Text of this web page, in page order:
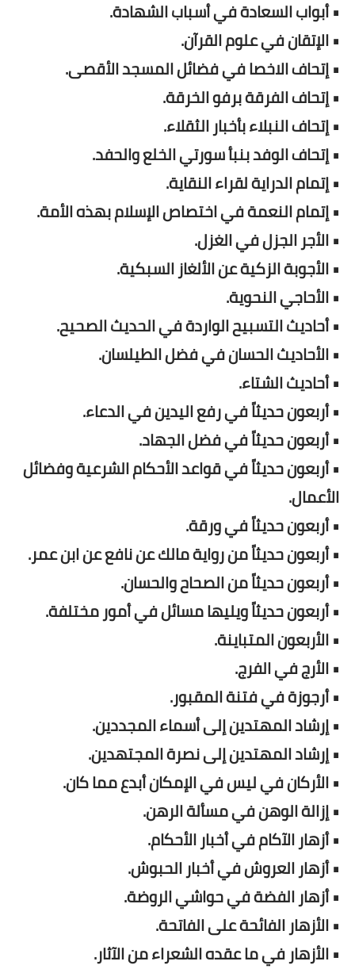
• أبواب السعادة في أسباب الشهادة.
• الإتقان في علوم القرآن.
• إتحاف الاخصا في فضائل المسجد الأقصى.
• إتحاف الفرقة برفو الخرقة.
• إتحاف النبلاء بأخبار الثقلاء.
• إتحاف الوفد بنبأ سورتي الخلع والحفد.
• إتمام الدراية لقراء النقاية.
• إتمام النعمة في اختصاص الإسلام بهذه الأمة.
• الأجر الجزل في الغزل.
• الأجوبة الزكية عن الألغاز السبكية.
• الأحاجي النحوية.
• أحاديث التسبيح الواردة في الحديث الصحيح.
• الأحاديث الحسان في فضل الطيلسان.
• أحاديث الشتاء.
• أربعون حديثاً في رفع اليدين في الدعاء.
• أربعون حديثاً في فضل الجهاد.
• أربعون حديثاً في قواعد الأحكام الشرعية وفضائل
الأعمال.
• أربعون حديثاً في ورقة.
• أربعون حديثاً من رواية مالك عن نافع عن ابن عمر.
• أربعون حديثاً من الصحاح والحسان.
• أربعون حديثاً ويليها مسائل في أمور مختلفة.
• الأربعون المتباينة.
• الأرج في الفرج.
• أرجوزة في فتنة المقبور.
• إرشاد المهتدين إلى أسماء المجددين.
• إرشاد المهتدين إلى نصرة المجتهدين.
• الأركان في ليس في الإمكان أبدع مما كان.
• إزالة الوهن في مسألة الرهن.
• أزهار الآكام في أخبار الأحكام.
• أزهار العروش في أخبار الحبوش.
• أزهار الفضة في حواشي الروضة.
• الأزهار الفائحة على الفاتحة.
• الأزهار في ما عقده الشعراء من الآثار.